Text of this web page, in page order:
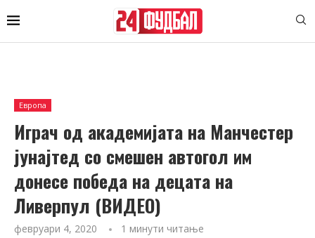
Европа
Играч од академијата на Манчестер
јунајтед со смешен автогол им
донесе победа на децата на
Ливерпул (ВИДЕО)
февруари 4, 2020 1 минути читање